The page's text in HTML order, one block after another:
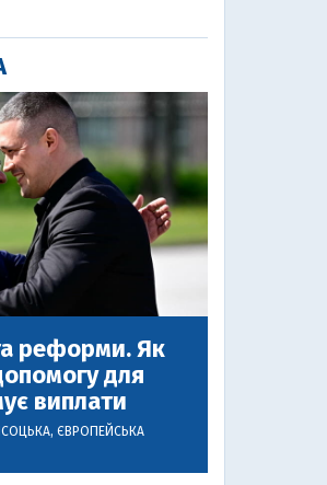
реформи. Як
для
виплати
, ЄВРОПЕЙСЬКА